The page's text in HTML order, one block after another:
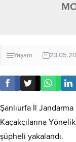
Yaşam
Şanlıurfa İl
Kaçakçılarına
şüpheli yakalandı.